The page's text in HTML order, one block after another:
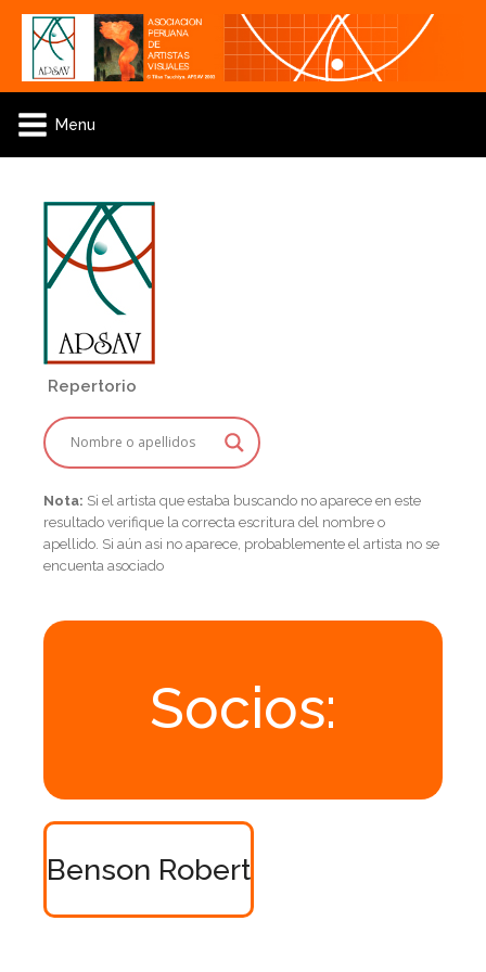
Menu
Repertorio
Nota: Si el artista que estaba buscando no aparece en este
resultado verifique la correcta escritura del nombre o
apellido. Si aún asi no aparece, probablemente el artista no se
encuenta asociado
Socios:
Benson Robert